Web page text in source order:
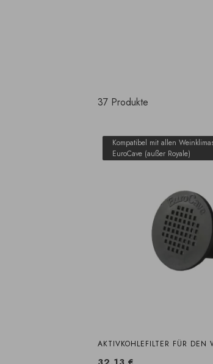
37 Produkte
Kompatibel mit allen
EuroCave (außer Royale)
AKTIVKOHLEFILTER FÜR DEN